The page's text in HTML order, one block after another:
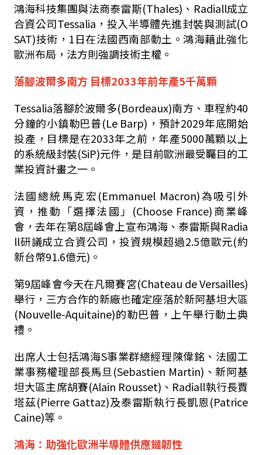
鴻海科技集團與法商泰雷斯(Thales)、Radiall成立
合資公司Tessalia，投入半導體先進封裝與測試(O
SAT)技術，1日在法國西南部動土。鴻海藉此強化
歐洲布局，法方則強調技術主權。
落腳波爾多南方 目標2033年前年產5千萬顆
Tessalia落腳於波爾多(Bordeaux)南方、車程約40
分鐘的小鎮勒巴普(Le Barp)，預計2029年底開始
投產，目標是在2033年之前，年產5000萬顆以上
的系統級封裝(SiP)元件，是目前歐洲最受矚目的工
業投資計畫之一。
法國總統馬克宏(Emmanuel Macron)為吸引外
資，推動「選擇法國」(Choose France)商業峰
會，去年在第8屆峰會上宣布鴻海、泰雷斯與Radia
ll研議成立合資公司，投資規模超過2.5億歐元(約
新台幣91.6億元)。
第9屆峰會今天在凡爾賽宮(Chateau de Versailles)
舉行，三方合作的新廠也確定座落於新阿基坦大區
(Nouvelle-Aquitaine)的勒巴普，上午舉行動土典
禮。
出席人士包括鴻海S事業群總經理陳偉銘、法國工
業事務權理部長馬旦(Sebastien Martin)、新阿基
坦大區主席胡賽(Alain Rousset)、Radiall執行長賈
塔茲(Pierre Gattaz)及泰雷斯執行長凱恩(Patrice
Caine)等。
鴻海：助強化歐洲半導體供應鏈韌性